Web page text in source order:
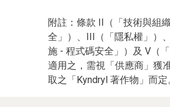
附註：條款 II（「技術與組
全」）、III（「隱私權」）
施 - 程式碼安全」）及 V（
適用之，需視「供應商」獲
取之「Kyndryl 著作物」而定